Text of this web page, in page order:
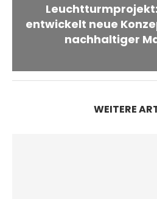
entwickelt neue
nachhaltiger
WEITERE